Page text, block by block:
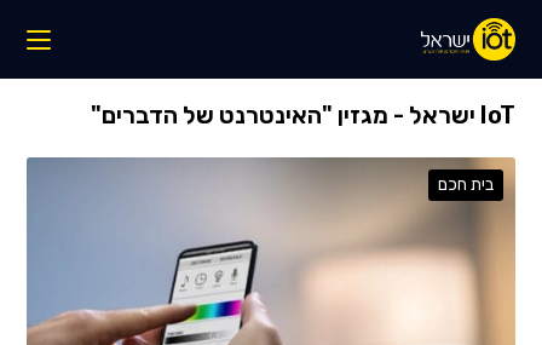
IoT ישראל - מגזין "האינטרנט של הדברים"
בית חכם